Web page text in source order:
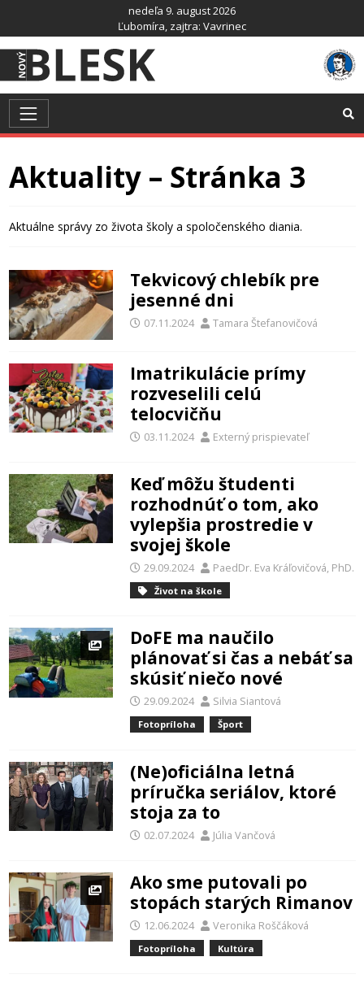
obsah
nedeľa 9. august 2026
Ľubomíra , zajtra: Vavrinec
Aktuality – Stránka 3
Aktuálne správy zo života školy a spoločenského diania.
Tekvicový chlebík pre
jesenné dni
07.11.2024 Tamara Štefanovičová
Imatrikulácie prímy
rozveselili celú
telocvičňu
03.11.2024 Externý prispievateľ
Keď môžu študenti
rozhodnúť o tom, ako
vylepšia prostredie v
svojej škole
29.09.2024 PaedDr. Eva Kráľovičová, PhD.
Život na škole
DoFE ma naučilo
plánovať si čas a nebáť sa
skúsiť niečo nové
29.09.2024 Silvia Siantová
Fotopríloha Šport
(Ne)oficiálna letná
príručka seriálov, ktoré
stoja za to
02.07.2024 Júlia Vančová
Ako sme putovali po
stopách starých Rimanov
12.06.2024 Veronika Roščáková
Fotopríloha Kultúra